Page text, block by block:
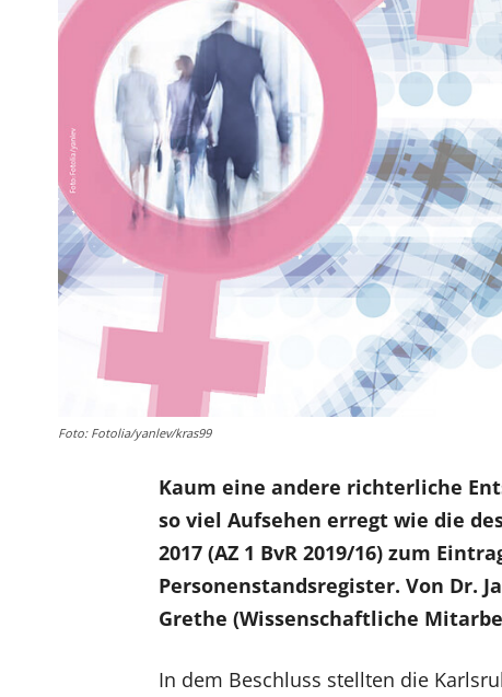
Foto: Fotolia/yanlev/kras99
Kaum eine andere richterliche
so viel Aufsehen erregt wie die
2017 (AZ 1 BvR 2019/16) zum
Personenstandsregister. Von Dr.
Grethe (Wissenschaftliche
In dem Beschluss stellten die